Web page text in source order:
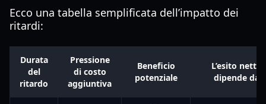
Ecco una tabella semplificata dell’impatto dei
ritardi:
Durata
del
ritardo
Pressione
di costo
aggiuntiva
Beneficio
potenziale
L’esito netto
dipende da